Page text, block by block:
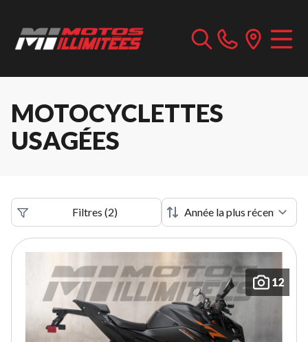
MOTOCYCLETTES
USAGÉES
Filtres (2)
12